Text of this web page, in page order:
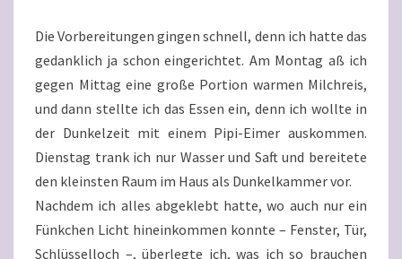
Die Vorbereitungen gingen schnell, denn ich hatte das
gedanklich ja schon eingerichtet. Am Montag aß ich
gegen Mittag eine große Portion warmen Milchreis,
und dann stellte ich das Essen ein, denn ich wollte in
der Dunkelzeit mit einem Pipi-Eimer auskommen.
Dienstag trank ich nur Wasser und Saft und bereitete
den kleinsten Raum im Haus als Dunkelkammer vor.
Nachdem ich alles abgeklebt hatte, wo auch nur ein
Fünkchen Licht hineinkommen konnte – Fenster, Tür,
Schlüsselloch –, überlegte ich, was ich so brauchen